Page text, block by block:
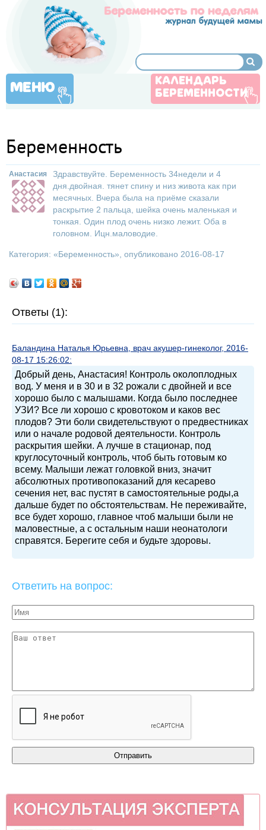
МЕНЮ
КАЛЕНДАРЬ
БЕРЕМЕННОСТИ
Беременность
Анастасия
Здравствуйте. Беременность 34недели и 4
дня.двойная. тянет спину и низ живота как при
месячных. Вчера была на приёме сказали
раскрытие 2 пальца, шейка очень маленькая и
тонкая. Один плод очень низко лежит. Оба в
головном. Ицн.маловодие.
Категория: «Беременность», опубликовано 2016-08-17
Ответы (1):
Баландина Наталья Юрьевна, врач акушер-гинеколог, 2016-
08-17 15:26:02:
Добрый день, Анастасия! Контроль околоплодных
вод. У меня и в 30 и в 32 рожали с двойней и все
хорошо было с малышами. Когда было последнее
УЗИ? Все ли хорошо с кровотоком и каков вес
плодов? Эти боли свидетельствуют о предвестниках
или о начале родовой деятельности. Контроль
раскрытия шейки. А лучше в стационар, под
круглосуточный контроль, чтоб быть готовым ко
всему. Малыши лежат головкой вниз, значит
абсолютных противопоказаний для кесарево
сечения нет, вас пустят в самостоятельные роды,а
дальше будет по обстоятельствам. Не переживайте,
все будет хорошо, главное чтоб малыши были не
маловестные, а с остальным наши неонатологи
справятся. Берегите себя и будьте здоровы.
Ответить на вопрос: